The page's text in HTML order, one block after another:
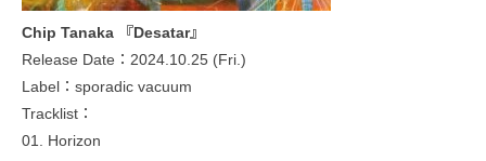
Chip Tanaka 『Desatar』
Release Date：2024.10.25 (Fri.)
Label：sporadic vacuum
Tracklist：
01. Horizon